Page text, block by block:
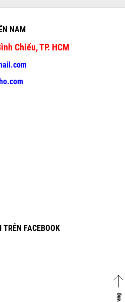
NAM
Chiểu, TP. HCM
TRÊN FACEBOOK